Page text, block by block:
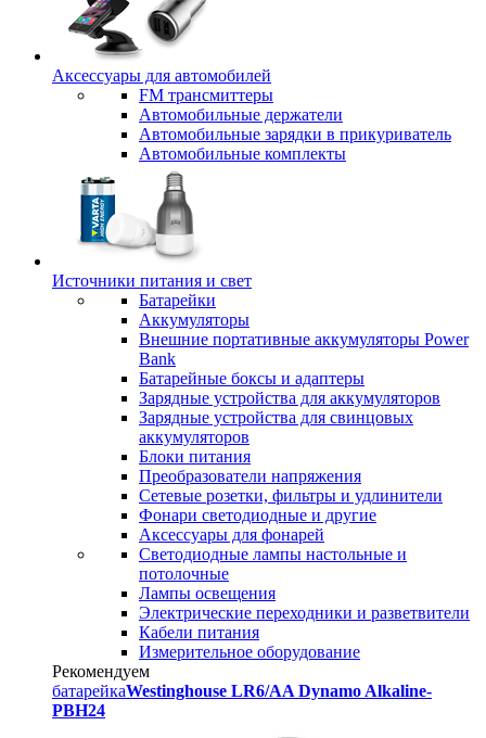
Аксессуары для автомобилей
FM трансмиттеры
Автомобильные держатели
Автомобильные зарядки в прикуриватель
Автомобильные комплекты
Источники питания и свет
Батарейки
Аккумуляторы
Внешние портативные аккумуляторы Power
Bank
Батарейные боксы и адаптеры
Зарядные устройства для аккумуляторов
Зарядные устройства для свинцовых
аккумуляторов
Блоки питания
Преобразователи напряжения
Сетевые розетки, фильтры и удлинители
Фонари светодиодные и другие
Аксессуары для фонарей
Светодиодные лампы настольные и
потолочные
Лампы освещения
Электрические переходники и разветвители
Кабели питания
Измерительное оборудование
Рекомендуем
батарейкаWestinghouse LR6/AA Dynamo Alkaline-
PBH24